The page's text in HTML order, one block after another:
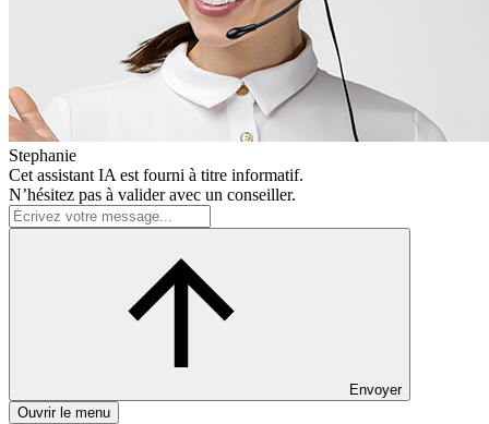
Stephanie
Cet assistant IA est fourni à titre informatif.
N’hésitez pas à valider avec un conseiller.
Envoyer
Ouvrir le menu